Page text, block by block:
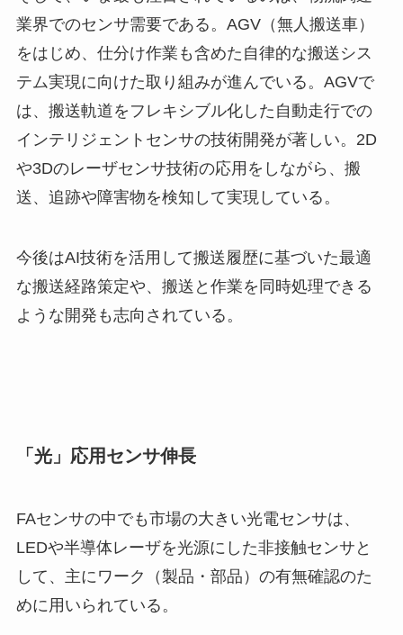
業界でのセンサ需要である。AGV（無人搬送車）
をはじめ、仕分け作業も含めた自律的な搬送シス
テム実現に向けた取り組みが進んでいる。AGVで
は、搬送軌道をフレキシブル化した自動走行での
インテリジェントセンサの技術開発が著しい。2D
や3Dのレーザセンサ技術の応用をしながら、搬
送、追跡や障害物を検知して実現している。
今後はAI技術を活用して搬送履歴に基づいた最適
な搬送経路策定や、搬送と作業を同時処理できる
ような開発も志向されている。
「光」応用センサ伸長
FAセンサの中でも市場の大きい光電センサは、
LEDや半導体レーザを光源にした非接触センサと
して、主にワーク（製品・部品）の有無確認のた
めに用いられている。